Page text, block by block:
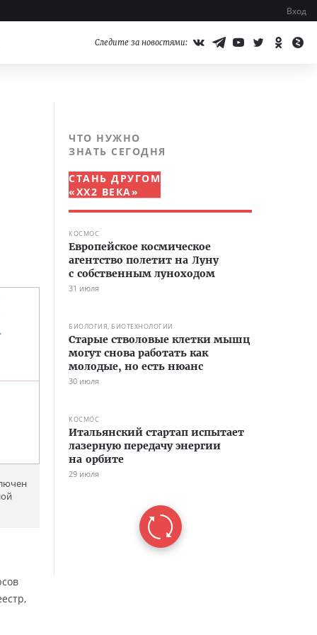
Вход
Следите за новостями:
ЧТО НУЖНО
ЗНАТЬ СЕГОДНЯ
СТАНЬ ДРУГОМ
«XX2 ВЕКА»
КОСМОС
Европейское космическое
агентство полетит на Луну
с собственным луноходом
31 июля
БИОЛОГИЯ, БИОТЕХНОЛОГИИ
Старые стволовые клетки мышц
могут снова работать как
молодые, но есть нюанс
30 июля
КОСМОС
Итальянский стартап испытает
лазерную передачу энергии
на орбите
29 июля